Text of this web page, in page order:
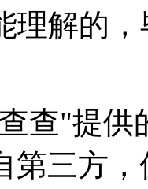
理解的
查"提供
第三方